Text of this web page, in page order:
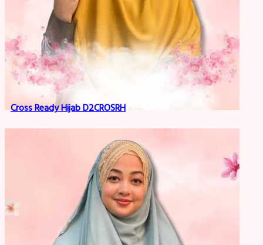
Cross Ready Hijab D2CROSRH